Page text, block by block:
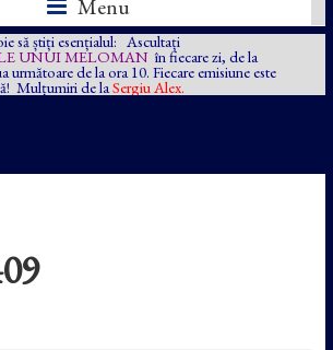
Menu
să știți esențialul: Ascultați
UNUI MELOMAN în fiecare zi, de la
următoare de la ora 10. Fiecare emisiune este
Mulțumiri de la Sergiu Alex.